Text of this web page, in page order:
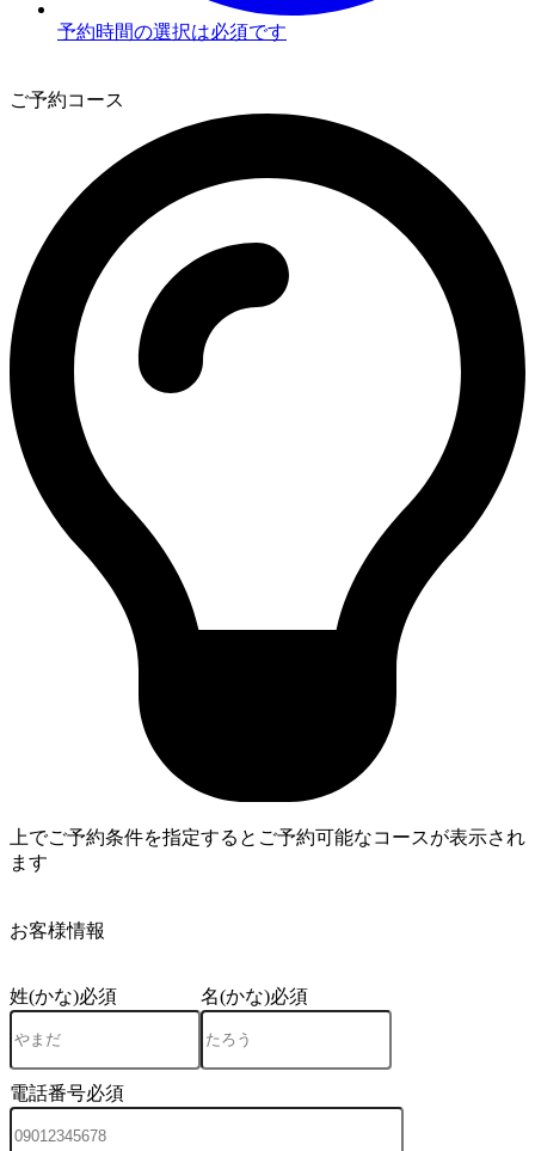
予約時間の選択は必須です
ご予約コース
上でご予約条件を指定するとご予約可能なコースが表示され
ます
お客様情報
姓(かな)必須 名(かな)必須
電話番号必須